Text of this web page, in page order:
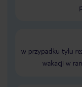
w przypadku tylu
wakacji w